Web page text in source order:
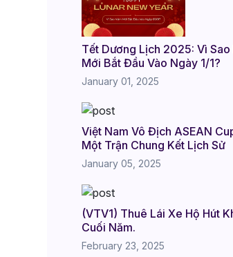
Tết Dương Lịch 2025: Vì Sao
Mới Bắt Đầu Vào Ngày 1/1?
January 01, 2025
Việt Nam Vô Địch ASEAN
Một Trận Chung Kết Lịch Sử
January 05, 2025
(VTV1) Thuê Lái Xe Hộ Hút
Cuối Năm.
February 23, 2025